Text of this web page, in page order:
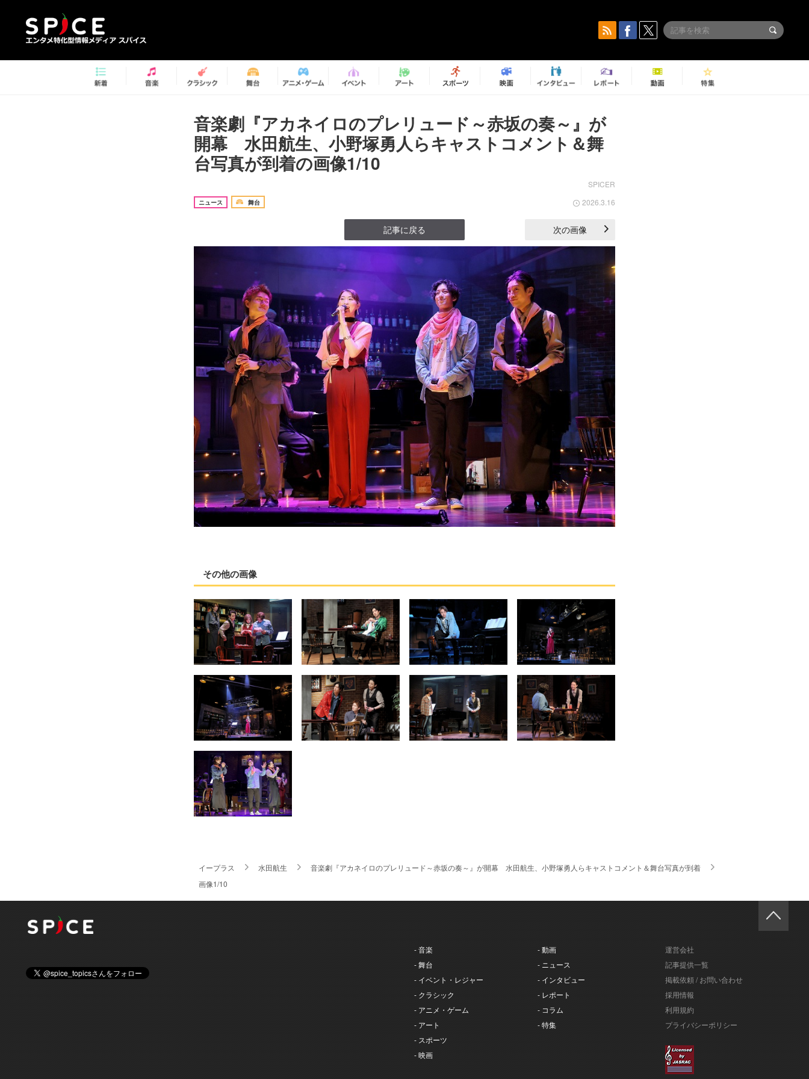
音楽劇『アカネイロのプレリュード～赤坂の奏～』が
開幕 水田航生、小野塚勇人らキャストコメント＆舞
台写真が到着の画像1/10
SPICER
ニュース 舞台 2026.3.16
記事に戻る 次の画像
その他の画像
イープラス 水田航生
音楽劇『アカネイロのプレリュード～赤坂の奏～』が開幕 水田航生、小野塚勇人らキャストコメント＆舞台写真が到着
画像1/10
- 音楽
- 舞台
- イベント・レジャー
- クラシック
- アニメ・ゲーム
- アート
- スポーツ
- 映画
- 動画
- ニュース
- インタビュー
- レポート
- コラム
- 特集
運営会社
記事提供一覧
掲載依頼 / お問い合わせ
採用情報
利用規約
プライバシーポリシー